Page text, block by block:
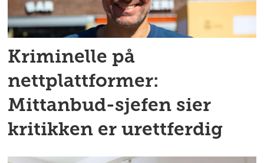
Kriminelle på
nettplattformer:
Mittanbud-sjefen sier
kritikken er urettferdig